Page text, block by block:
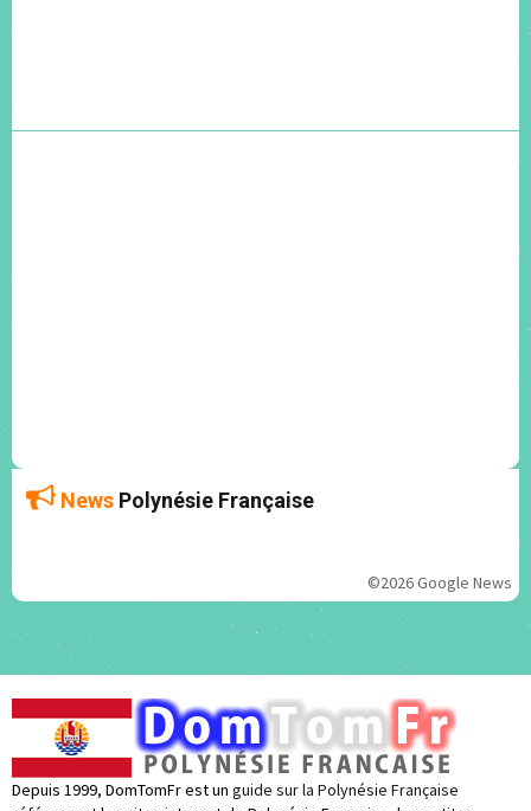
News Polynésie Française
©2026 Google News
Depuis 1999, DomTomFr est un guide sur la Polynésie Française